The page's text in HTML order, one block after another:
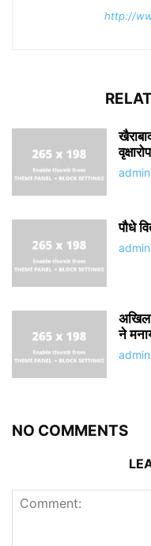
http://
admin
पौधे
admin
अखिल
ने
admin
NO COMMENTS